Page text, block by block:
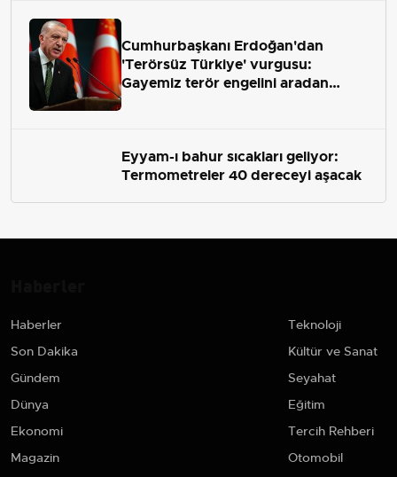
Cumhurbaşkanı Erdoğan'dan
'Terörsüz Türkiye' vurgusu:
Gayemiz terör engelini aradan
Eyyam-ı bahur sıcakları geliyor:
Termometreler 40 dereceyi aşacak
Haberler
Son Dakika
Gündem
Dünya
Ekonomi
Magazin
Teknoloji
Kültür ve Sanat
Seyahat
Eğitim
Tercih Rehberi
Otomobil